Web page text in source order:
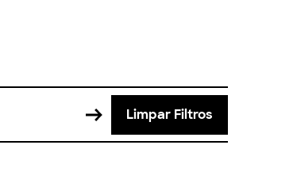
Limpar Filtros